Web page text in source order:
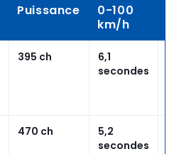
Puissance
0-100
km/h
395 ch
6,1
secondes
470 ch
5,2
secondes